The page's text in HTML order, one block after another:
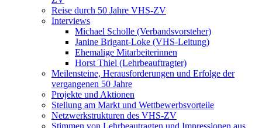
Reise durch 50 Jahre VHS-ZV
Interviews
Michael Scholle (Verbandsvorsteher)
Janine Brigant-Loke (VHS-Leitung)
Ehemalige Mitarbeiterinnen
Horst Thiel (Lehrbeauftragter)
Meilensteine, Herausforderungen und Erfolge der
vergangenen 50 Jahre
Projekte und Aktionen
Stellung am Markt und Wettbewerbsvorteile
Netzwerkstrukturen des VHS-ZV
Stimmen von Lehrbeautragten und Impressionen aus